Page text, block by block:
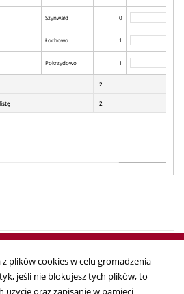
Szynwałd 0
Łochowo 1
Pokrzydowo 1
2
2
Copyright © 2018
plików cookies w celu gromadzenia
jeśli nie blokujesz tych plików, to
użycie oraz zapisanie w pamięci